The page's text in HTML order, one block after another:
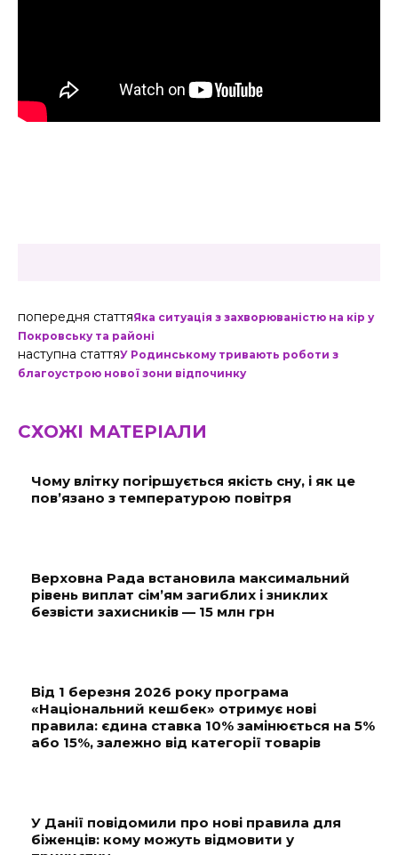
попередня статтяЯка ситуація з захворюваністю на кір у
Покровську та районі
наступна статтяУ Родинському тривають роботи з
благоустрою нової зони відпочинку
СХОЖІ МАТЕРІАЛИ
Чому влітку погіршується якість сну, і як це
пов’язано з температурою повітря
Верховна Рада встановила максимальний
рівень виплат сім’ям загиблих і зниклих
безвісти захисників — 15 млн грн
Від 1 березня 2026 року програма
«Національний кешбек» отримує нові
правила: єдина ставка 10% замінюється на 5%
або 15%, залежно від категорії товарів
У Данії повідомили про нові правила для
біженців: кому можуть відмовити у